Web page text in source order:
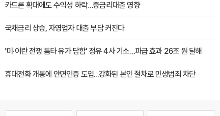
카드론 확대에도 수익성 하락…중금리대출 영향
국채금리 상승, 자영업자 대출 부담 커진다
'미·이란 전쟁 틈타 유가 담합' 정유 4사 기소…파급 효과 26조 원 달해
휴대전화 개통에 안면인증 도입...강화된 본인 절차로 민생범죄 차단